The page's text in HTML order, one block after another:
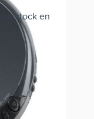
stock en